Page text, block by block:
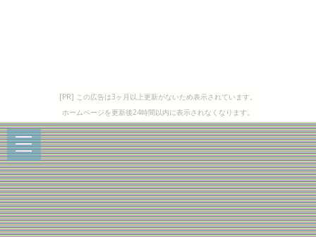
[PR] この広告は3ヶ月以上更新がないため表示されています。
ホームページを更新後24時間以内に表示されなくなります。